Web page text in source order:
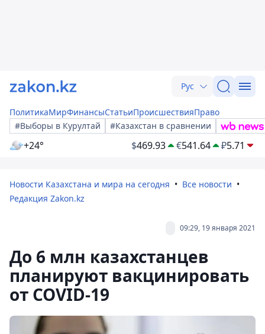
Рус
ПолитикаМирФинансыСтатьиПроисшествияПраво
#Выборы в Курултай
#Казахстан в сравнении
+24° $469.93 €541.64 ₽5.71
Новости Казахстана и мира на сегодня
Все новости
Редакция Zakon.kz
09:29, 19 января 2021
До 6 млн казахстанцев
планируют вакцинировать
от COVID-19